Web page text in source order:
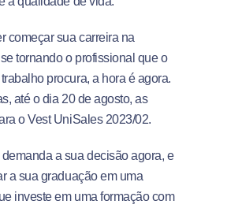
começar sua carreira na
tornando o profissional que o
procura, a hora é agora.
até o dia 20 de agosto, as
o Vest UniSales 2023/02.
demanda a sua decisão agora, e
a sua graduação em uma
investe em uma formação com